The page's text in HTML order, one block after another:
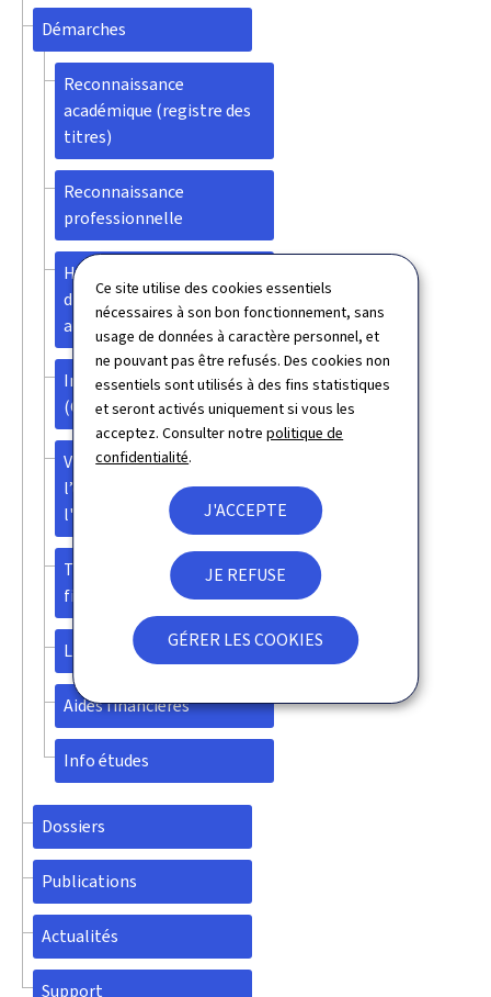
Ce site utilise des cookies essentiels
nécessaires à son bon fonctionnement, sans
usage de données à caractère personnel, et
ne pouvant pas être refusés. Des cookies non
essentiels sont utilisés à des fins statistiques
et seront activés uniquement si vous les
acceptez. Consulter notrepolitique de
confidentialité.
J'ACCEPTE
JE REFUSE
GÉRER LES COOKIES
Démarches
Reconnaissance
académique (registre des
titres)
Reconnaissance
professionnelle
Homologation de
diplômes de droit (accès
aux CCDL)
Info Reconnaissance
(Centre d'assistance)
Validation des acquis de
l’expérience (VAE) dans
l'enseignement supérieur
Travail de candidature à la
fin du stage pédagogique
Logements pour étudiants
Aides financières
Info études
Dossiers
Publications
Actualités
Support